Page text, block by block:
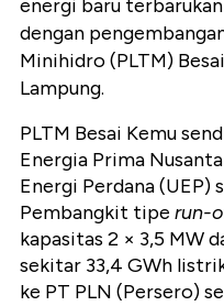
energi baru
dengan
Minihidro (PLTM)
Lampung.
PLTM Besai Kemu
Energia Prima
Energi Perdana (UEP)
Pembangkit tipe run-
kapasitas 2 × 3,5 MW
sekitar 33,4 GWh
ke PT PLN (Persero)